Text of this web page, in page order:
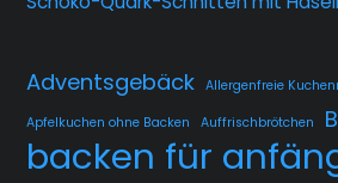
Adventsgebäck Allergenfreie
Apfelkuchen ohne Backen Auffrischbrötchen
backen für